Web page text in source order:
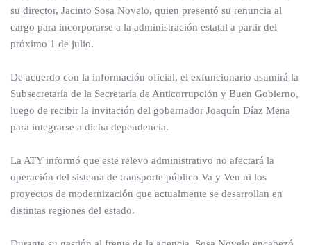
su director, Jacinto Sosa Novelo, quien presentó su renuncia al
cargo para incorporarse a la administración estatal a partir del
próximo 1 de julio.
De acuerdo con la información oficial, el exfuncionario asumirá la
Subsecretaría de la Secretaría de Anticorrupción y Buen Gobierno,
luego de recibir la invitación del gobernador Joaquín Díaz Mena
para integrarse a dicha dependencia.
La ATY informó que este relevo administrativo no afectará la
operación del sistema de transporte público Va y Ven ni los
proyectos de modernización que actualmente se desarrollan en
distintas regiones del estado.